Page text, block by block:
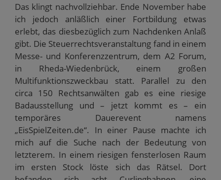
Das klingt nachvollziehbar. Ende November habe
ich jedoch anläßlich einer Fortbildung etwas
erlebt, das diesbezüglich zum Nachdenken Anlaß
gibt. Die Steuerrechtsveranstaltung fand in einem
Messe- und Konferenzzentrum, dem A2 Forum,
in Rheda-Wiedenbrück, einem großen
Multifunktionszweckbau statt. Parallel zu den
circa 150 Rechtsanwälten gab es eine riesige
Badausstellung und – jetzt kommt es – ein
temporäres Dauerevent namens
„EisSpielZeiten.de“. In einer Pause machte ich
mich auf die Suche nach der Bedeutung von
letzterem. In einem riesigen fensterlosen Raum
im ersten Stock löste sich das Rätsel. Dort